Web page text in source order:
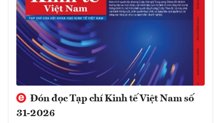
Đón đọc Tạp chí Kinh tế Việt Nam số
31-2026